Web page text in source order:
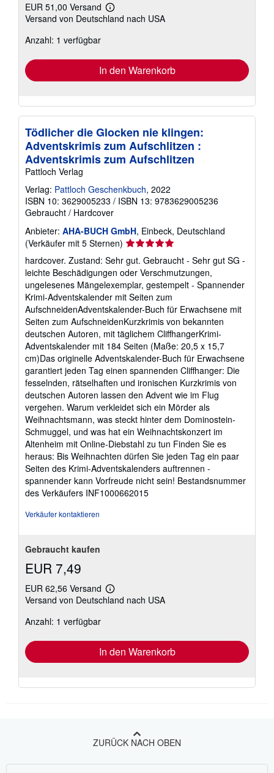
EUR 51,00 Versand
Weitere
Informationen
Versand von Deutschland nach USA
Anzahl: 1 verfügbar
In den Warenkorb
Tödlicher die Glocken nie klingen:
Adventskrimis zum Aufschlitzen :
Adventskrimis zum Aufschlitzen
Pattloch Verlag
Verlag: Pattloch Geschenkbuch, 2022
ISBN 10: 3629005233 / ISBN 13: 9783629005236
Gebraucht / Hardcover
Anbieter: AHA-BUCH GmbH, Einbeck, Deutschland
(Verkäufer mit 5 Sternen) Verkäuferbewertung
von
5
Sternen
hardcover. Zustand: Sehr gut. Gebraucht - Sehr gut SG -
leichte Beschädigungen oder Verschmutzungen,
ungelesenes Mängelexemplar, gestempelt - Spannender
Krimi-Adventskalender mit Seiten zum
AufschneidenAdventskalender-Buch für Erwachsene mit
Seiten zum AufschneidenKurzkrimis von bekannten
deutschen Autoren, mit täglichem CliffhangerKrimi-
Adventskalender mit 184 Seiten (Maße: 20,5 x 15,7
cm)Das originelle Adventskalender-Buch für Erwachsene
garantiert jeden Tag einen spannenden Cliffhanger: Die
fesselnden, rätselhaften und ironischen Kurzkrimis von
deutschen Autoren lassen den Advent wie im Flug
vergehen. Warum verkleidet sich ein Mörder als
Weihnachtsmann, was steckt hinter dem Dominostein-
Schmuggel, und was hat ein Weihnachtskonzert im
Altenheim mit Online-Diebstahl zu tun Finden Sie es
heraus: Bis Weihnachten dürfen Sie jeden Tag ein paar
Seiten des Krimi-Adventskalenders auftrennen -
spannender kann Vorfreude nicht sein! Bestandsnummer
des Verkäufers INF1000662015
Verkäufer kontaktieren
Gebraucht kaufen
EUR 7,49
EUR 62,56 Versand
Weitere
Informationen
Versand von Deutschland nach USA
Anzahl: 1 verfügbar
In den Warenkorb
ZURÜCK NACH OBEN